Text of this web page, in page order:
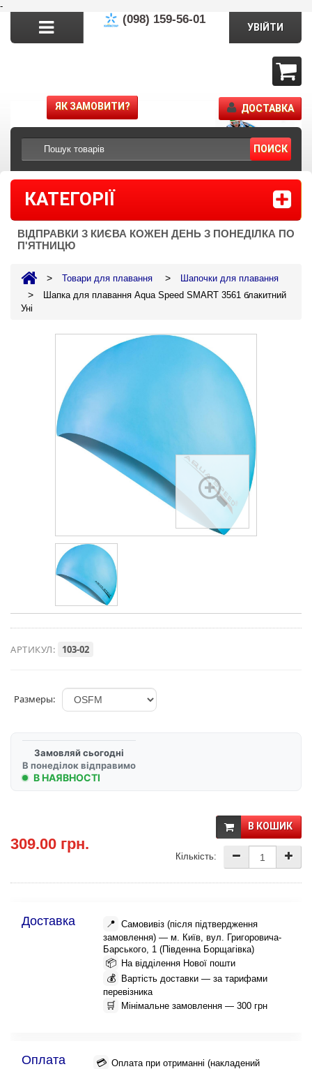
-
(098) 159-56-01
ПОИСК
УВІЙТИ
ЯК ЗАМОВИТИ? ДОСТАВКА
КАТЕГОРІЇ
ВІДПРАВКИ З КИЄВА КОЖЕН ДЕНЬ З ПОНЕДІЛКА ПО
П'ЯТНИЦЮ
> Товари для плавання > Шапочки для плавання
>
Шапка для плавання Aqua Speed SMART 3561 блакитний
Уні
АРТИКУЛ: 103-02
Размеры:
Замовляй сьогодні
В понеділок відправимо
В НАЯВНОСТІ
309.00 грн.
В КОШИК
Кількість:
Доставка 📍 Самовивіз (після підтвердження
замовлення) — м. Київ, вул. Григоровича-
Барського, 1 (Південна Борщагівка)
📦 На відділення Нової пошти
💰
Вартість доставки — за тарифами
перевізника
🛒 Мінімальне замовлення — 300 грн
Оплата 💳 Оплата при отриманні (накладений